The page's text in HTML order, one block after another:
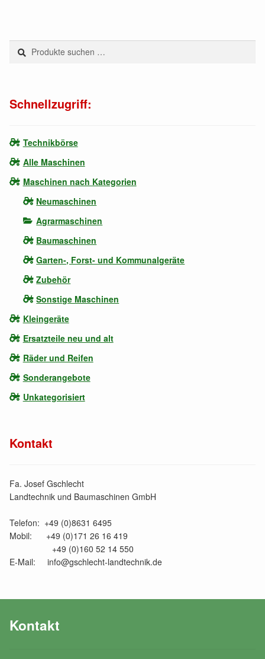
Suchen
nach:
Suchen
Schnellzugriff:
Technikbörse
Alle Maschinen
Maschinen nach Kategorien
Neumaschinen
Agrarmaschinen
Baumaschinen
Garten-, Forst- und Kommunalgeräte
Zubehör
Sonstige Maschinen
Kleingeräte
Ersatzteile neu und alt
Räder und Reifen
Sonderangebote
Unkategorisiert
Kontakt
Fa. Josef Gschlecht
Landtechnik und Baumaschinen GmbH
Telefon: +49 (0)8631 6495
Mobil: +49 (0)171 26 16 419
+49 (0)160 52 14 550
E-Mail: info@gschlecht-landtechnik.de
Kontakt